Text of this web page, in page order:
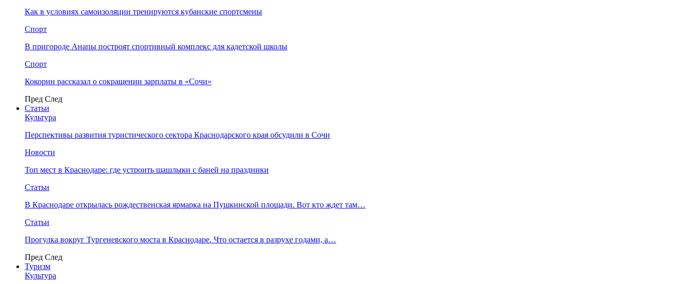
Как в условиях самоизоляции тренируются кубанские спортсмены
Спорт
В пригороде Анапы построят спортивный комплекс для кадетской школы
Спорт
Кокорин рассказал о сокращении зарплаты в «Сочи»
Пред След
Статьи
Культура
Перспективы развития туристического сектора Краснодарского края обсудили в Сочи
Новости
Топ мест в Краснодаре: где устроить шашлыки с баней на праздники
Статьи
В Краснодаре открылась рождественская ярмарка на Пушкинской площади. Вот кто ждет там…
Статьи
Прогулка вокруг Тургеневского моста в Краснодаре. Что остается в разрухе годами, а…
Пред След
Туризм
Культура